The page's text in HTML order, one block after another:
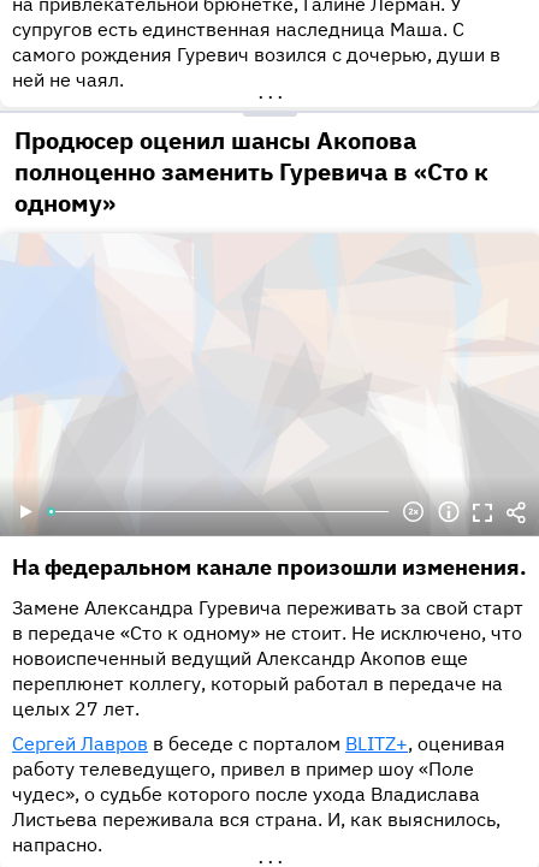
супругов есть единственная наследница Маша. С
самого рождения Гуревич возился с дочерью, души в
ней не чаял.
•••
Продюсер оценил шансы Акопова
полноценно заменить Гуревича в «Сто к
одному»
На федеральном канале произошли изменения.
Замене Александра Гуревича переживать за свой старт
в передаче «Сто к одному» не стоит. Не исключено, что
новоиспеченный ведущий Александр Акопов еще
переплюнет коллегу, который работал в передаче на
целых 27 лет.
Сергей Лавров в беседе с порталом BLITZ+, оценивая
работу телеведущего, привел в пример шоу «Поле
чудес», о судьбе которого после ухода Владислава
Листьева переживала вся страна. И, как выяснилось,
напрасно.
•••